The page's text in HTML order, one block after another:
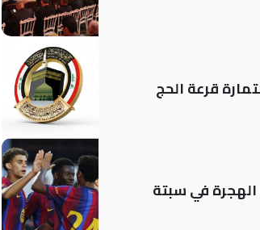
قرعة الحج
الهجرة في سبتة